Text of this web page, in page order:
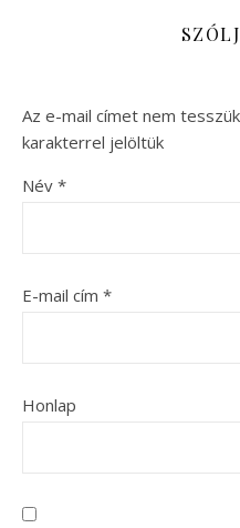
Az e-mail címet nem
karakterrel jelöltük
Név *
E-mail cím *
Honlap